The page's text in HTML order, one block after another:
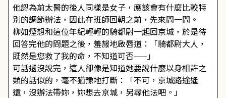
他認為前太醫的後人同樣是女子，應該會有什麼比較特
別的調節辦法，因此在班師回朝之前，先來問一問。
柳如煙想和這位年紀輕輕的騎都尉一起回京城，於是待
回答完他的問題之後，羞赧地啟唇道：「騎都尉大人，
既然是您救了我的命，不知道可否——」
可話還沒說完，這人卻像是知道她要說什麼以身相許之
類的話似的，毫不猶豫地打斷：「不可，京城路途遙
遠，沒辦法帶妳，妳想去京城，另尋他法吧。」